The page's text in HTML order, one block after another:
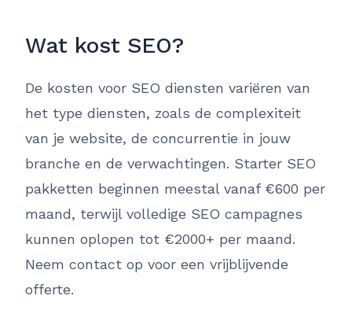
Wat kost SEO?
De kosten voor SEO diensten variëren van
het type diensten, zoals de complexiteit
van je website, de concurrentie in jouw
branche en de verwachtingen. Starter SEO
pakketten beginnen meestal vanaf €600 per
maand, terwijl volledige SEO campagnes
kunnen oplopen tot €2000+ per maand.
Neem contact op voor een vrijblijvende
offerte.